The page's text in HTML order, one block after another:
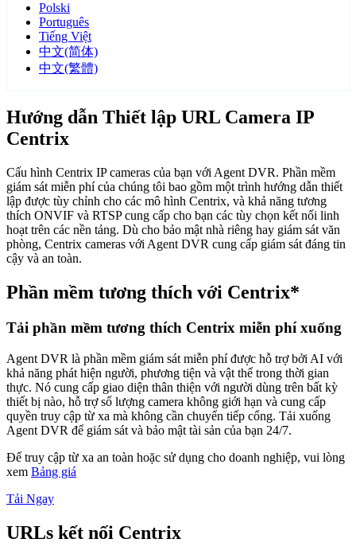
Polski
Português
Tiếng Việt
中文(简体)
中文(繁體)
Hướng dẫn Thiết lập URL Camera IP
Centrix
Cấu hình Centrix IP cameras của bạn với Agent DVR. Phần mềm
giám sát miễn phí của chúng tôi bao gồm một trình hướng dẫn thiết
lập được tùy chỉnh cho các mô hình Centrix, và khả năng tương
thích ONVIF và RTSP cung cấp cho bạn các tùy chọn kết nối linh
hoạt trên các nền tảng. Dù cho bảo mật nhà riêng hay giám sát văn
phòng, Centrix cameras với Agent DVR cung cấp giám sát đáng tin
cậy và an toàn.
Phần mềm tương thích với Centrix*
Tải phần mềm tương thích Centrix miễn phí xuống
Agent DVR là phần mềm giám sát miễn phí được hỗ trợ bởi AI với
khả năng phát hiện người, phương tiện và vật thể trong thời gian
thực. Nó cung cấp giao diện thân thiện với người dùng trên bất kỳ
thiết bị nào, hỗ trợ số lượng camera không giới hạn và cung cấp
quyền truy cập từ xa mà không cần chuyển tiếp cổng. Tải xuống
Agent DVR để giám sát và bảo mật tài sản của bạn 24/7.
Để truy cập từ xa an toàn hoặc sử dụng cho doanh nghiệp, vui lòng
xem Bảng giá
Tải Ngay
URLs kết nối Centrix